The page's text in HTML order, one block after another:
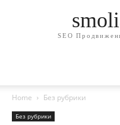
SEO
Home Без рубрики
Без рубрики